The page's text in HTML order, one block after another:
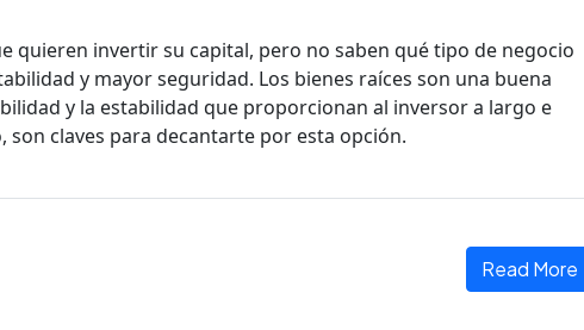
quieren invertir su capital, pero no saben qué tipo de negocio
y mayor seguridad. Los bienes raíces son una buena
y la estabilidad que proporcionan al inversor a largo e
son claves para decantarte por esta opción.
Read More